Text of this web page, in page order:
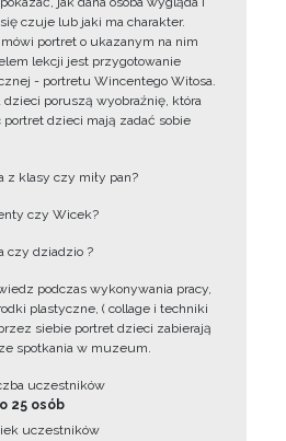
czuje lub jaki ma charakter.
portret o ukazanym na nim
lekcji jest przygotowanie
- portretu Wincentego Witosa.
dzieci poruszą wyobraźnię, która
portret dzieci mają zadać sobie
z klasy czy miły pan?
czy Wicek?
czy dziadzio ?
podczas wykonywania pracy,
plastyczne, ( collage i techniki
siebie portret dzieci zabierają
spotkania w muzeum.
uczestników
25 osób
uczestników